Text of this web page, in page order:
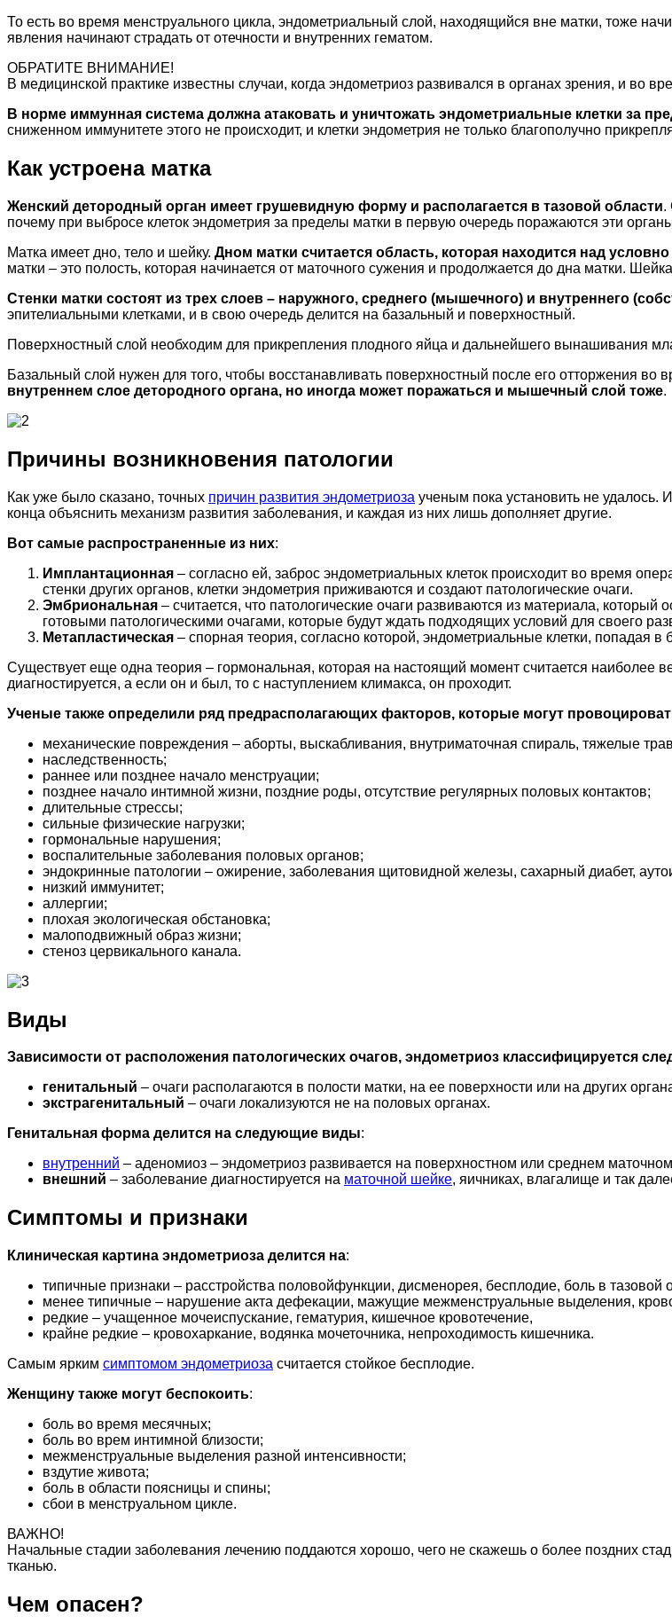
То есть во время менструального цикла, эндометриальный слой, находящийся вне матки, тоже
явления начинают страдать от отечности и внутренних гематом.
ОБРАТИТЕ ВНИМАНИЕ!
В медицинской практике известны случаи, когда эндометриоз развивался в органах зрения, и во
В норме иммунная система должна атаковать и уничтожать эндометриальные клетки за
сниженном иммунитете этого не происходит, и клетки эндометрия не только благополучно
Как устроена матка
Женский детородный орган имеет грушевидную форму и располагается в тазовой области.
почему при выбросе клеток эндометрия за пределы матки в первую очередь поражаются эти
Матка имеет дно, тело и шейку. Дном матки считается область, которая находится над
матки – это полость, которая начинается от маточного сужения и продолжается до дна матки.
Стенки матки состоят из трех слоев – наружного, среднего (мышечного) и внутреннего
эпителиальными клетками, и в свою очередь делится на базальный и поверхностный.
Поверхностный слой необходим для прикрепления плодного яйца и дальнейшего вынашивания
Базальный слой нужен для того, чтобы восстанавливать поверхностный после его отторжения во
внутреннем слое детородного органа, но иногда может поражаться и мышечный слой тоже.
Причины возникновения патологии
Как уже было сказано, точных причин развития эндометриоза ученым пока установить не удалось.
конца объяснить механизм развития заболевания, и каждая из них лишь дополняет другие.
Вот самые распространенные из них:
Имплантационная – согласно ей, заброс эндометриальных клеток происходит во время
стенки других органов, клетки эндометрия приживаются и создают патологические очаги.
Эмбриональная – считается, что патологические очаги развиваются из материала,
готовыми патологическими очагами, которые будут ждать подходящих условий для своего
Метапластическая – спорная теория, согласно которой, эндометриальные клетки, попадая
Существует еще одна теория – гормональная, которая на настоящий момент считается наиболее
диагностируется, а если он и был, то с наступлением климакса, он проходит.
Ученые также определили ряд предрасполагающих факторов, которые могут
механические повреждения – аборты, выскабливания, внутриматочная спираль, тяжелые
наследственность;
раннее или позднее начало менструации;
позднее начало интимной жизни, поздние роды, отсутствие регулярных половых контактов;
длительные стрессы;
сильные физические нагрузки;
гормональные нарушения;
воспалительные заболевания половых органов;
эндокринные патологии – ожирение, заболевания щитовидной железы, сахарный диабет,
низкий иммунитет;
аллергии;
плохая экологическая обстановка;
малоподвижный образ жизни;
стеноз цервикального канала.
Виды
Зависимости от расположения патологических очагов, эндометриоз классифицируется
генитальный – очаги располагаются в полости матки, на ее поверхности или на других
экстрагенитальный – очаги локализуются не на половых органах.
Генитальная форма делится на следующие виды:
внутренний – аденомиоз – эндометриоз развивается на поверхностном или среднем
внешний – заболевание диагностируется на маточной шейке, яичниках, влагалище и так
Симптомы и признаки
Клиническая картина эндометриоза делится на:
типичные признаки – расстройства половойфункции, дисменорея, бесплодие, боль в тазовой
менее типичные – нарушение акта дефекации, мажущие межменструальные выделения,
редкие – учащенное мочеиспускание, гематурия, кишечное кровотечение,
крайне редкие – кровохаркание, водянка мочеточника, непроходимость кишечника.
Самым ярким симптомом эндометриоза считается стойкое бесплодие.
Женщину также могут беспокоить:
боль во время месячных;
боль во врем интимной близости;
межменструальные выделения разной интенсивности;
вздутие живота;
боль в области поясницы и спины;
сбои в менструальном цикле.
ВАЖНО!
Начальные стадии заболевания лечению поддаются хорошо, чего не скажешь о более поздних
тканью.
Чем опасен?